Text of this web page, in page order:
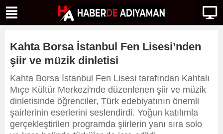
Kahta Borsa İstanbul Fen Lisesi’nden
şiir ve müzik dinletisi
Kahta Borsa İstanbul Fen Lisesi tarafından Kahtalı
Mıçe Kültür Merkezi'nde düzenlenen şiir ve müzik
dinletisinde öğrenciler, Türk edebiyatının önemli
şairlerinin eserlerini seslendirdi. Yoğun katılımla
gerçekleştirilen programda şiirlerin yanı sıra solo